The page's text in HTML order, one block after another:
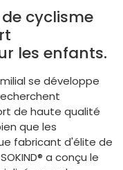
cyclisme
les enfants.
se développe
de haute qualité
que les
fabricant d'élite de
a conçu le